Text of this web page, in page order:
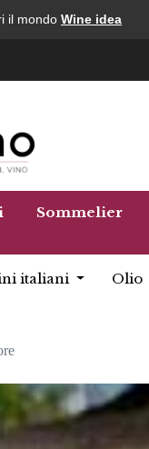
il mondo Wine idea
Sommelier
italiani Olio